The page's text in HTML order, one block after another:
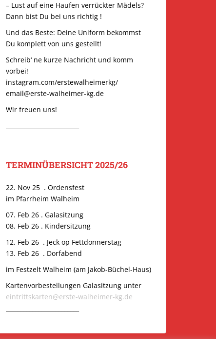
– Lust auf eine Haufen verrückter Mädels?
Dann bist Du bei uns richtig !
Und das Beste: Deine Uniform bekommst
Du komplett von uns gestellt!
Schreib‘ ne kurze Nachricht und komm
vorbei!
instagram.com/erstewalheimerkg/
email@erste-walheimer-kg.de
Wir freuen uns!
TERMINÜBERSICHT 2025/26
22. Nov 25 . Ordensfest
im Pfarrheim Walheim
07. Feb 26 . Galasitzung
08. Feb 26 . Kindersitzung
12. Feb 26 . Jeck op Fettdonnerstag
13. Feb 26 . Dorfabend
im Festzelt Walheim (am Jakob-Büchel-Haus)
Kartenvorbestellungen Galasitzung unter
eintrittskarten@erste-walheimer-kg.de